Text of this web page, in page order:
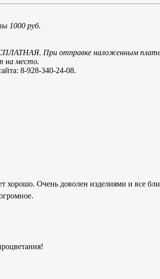
1000 руб.
При отправке наложенным
на место.
8-928-340-24-08.
Очень доволен изделиями и все